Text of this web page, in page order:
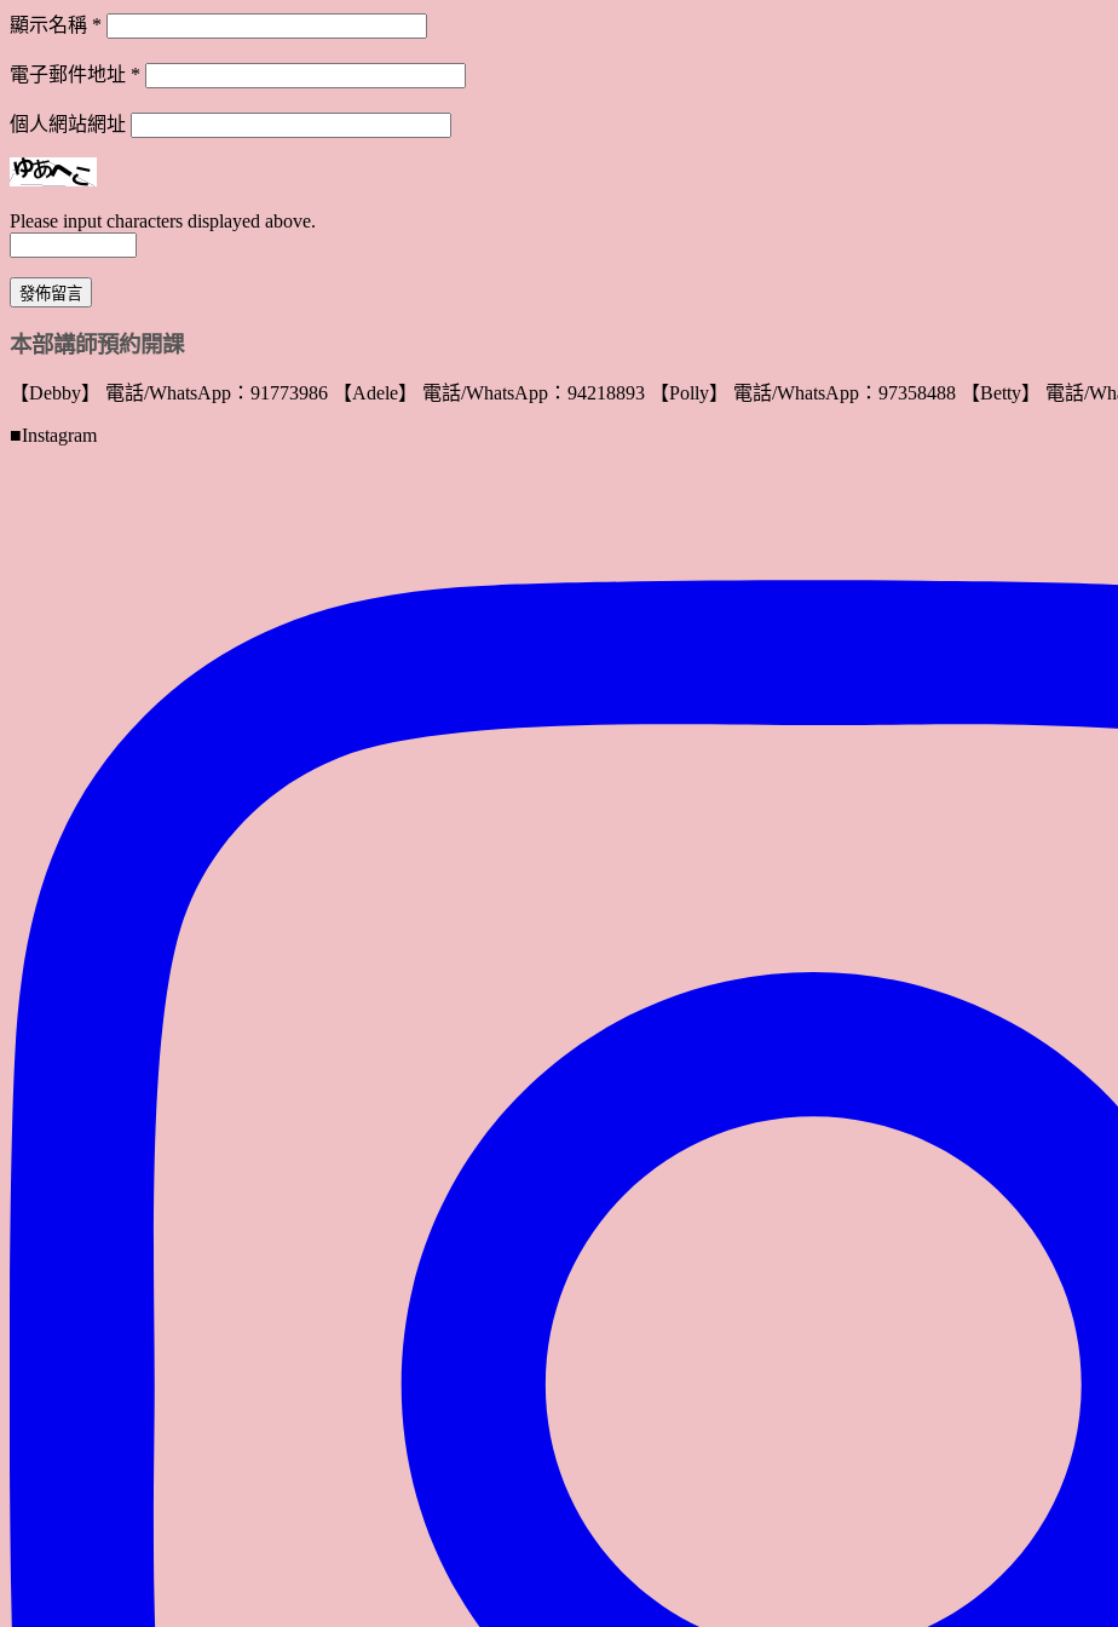
顯示名稱 *
電子郵件地址 *
個人網站網址
Please input characters displayed above.
本部講師預約開課
【Debby】 電話/WhatsApp：91773986 【Adele】 電話/WhatsApp：94218893 【Polly】 電話/WhatsApp：97358488 【Betty】 電話/
■Instagram